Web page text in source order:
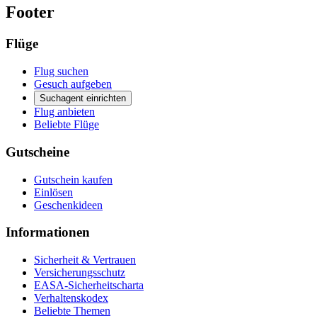
Footer
Flüge
Flug suchen
Gesuch aufgeben
Suchagent einrichten
Flug anbieten
Beliebte Flüge
Gutscheine
Gutschein kaufen
Einlösen
Geschenkideen
Informationen
Sicherheit & Vertrauen
Versicherungsschutz
EASA-Sicherheitscharta
Verhaltenskodex
Beliebte Themen